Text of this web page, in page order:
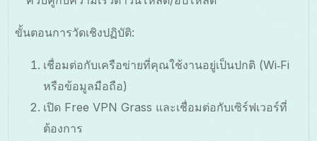
ขั้นตอนการวัดเชิงปฏิบัติ:
เชื่อมต่อกับเครือข่ายที่คุณใช้งานอยู่เป็นปกติ (Wi‑Fi
หรือข้อมูลมือถือ)
เปิด Free VPN Grass และเชื่อมต่อกับเซิร์ฟเวอร์ที่
ต้องการ